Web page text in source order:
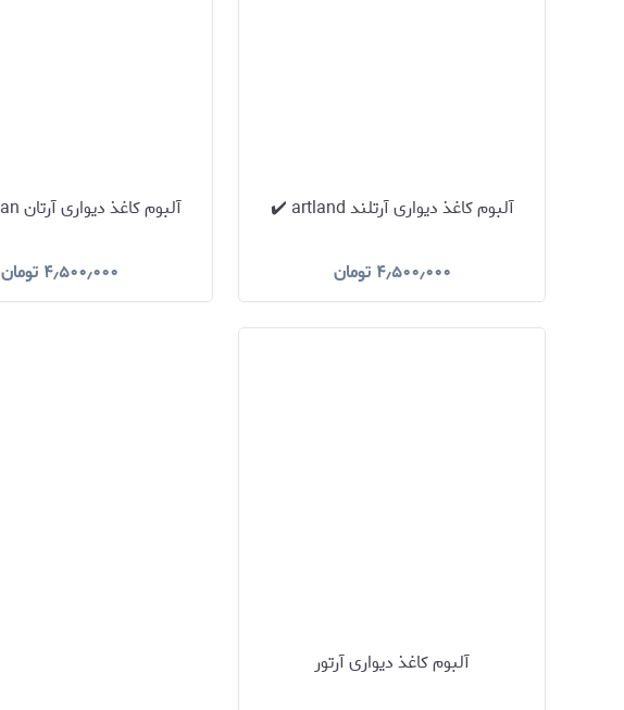
آلبوم کاغذ دیواری آرتلند artland ✔️
۴٫۵۰۰٫۰۰۰ تومان
آلبوم کاغذ دیواری آرتان Artan ✔️ ✅
۴٫۵۰۰٫۰۰۰ تومان
آلبوم کاغذ دیواری آرتور